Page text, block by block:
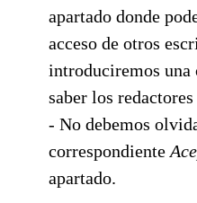
apartado donde
acceso de otros
introduciremos una
saber los
- No debemos
correspondiente
apartado.